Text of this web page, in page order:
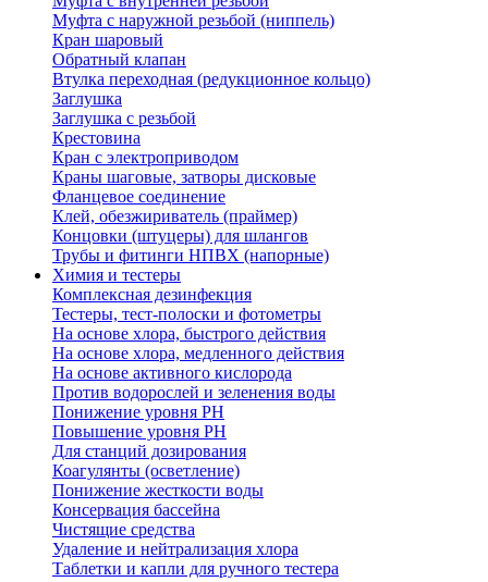
Муфта с наружной резьбой (ниппель)
Кран шаровый
Обратный клапан
Втулка переходная (редукционное кольцо)
Заглушка
Заглушка с резьбой
Крестовина
Кран с электроприводом
Краны шаговые, затворы дисковые
Фланцевое соединение
Клей, обезжириватель (праймер)
Концовки (штуцеры) для шлангов
Трубы и фитинги НПВХ (напорные)
Химия и тестеры
Комплексная дезинфекция
Тестеры, тест-полоски и фотометры
На основе хлора, быстрого действия
На основе хлора, медленного действия
На основе активного кислорода
Против водорослей и зеленения воды
Понижение уровня РН
Повышение уровня РН
Для станций дозирования
Коагулянты (осветление)
Понижение жесткости воды
Консервация бассейна
Чистящие средства
Удаление и нейтрализация хлора
Таблетки и капли для ручного тестера